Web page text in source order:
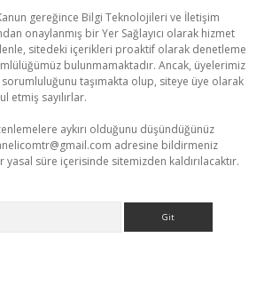
gereğince Bilgi Teknolojileri ve İletişim
onaylanmış bir Yer Sağlayıcı olarak hizmet
sitedeki içerikleri proaktif olarak denetleme
bulunmamaktadır. Ancak, üyelerimiz
sorumluluğunu taşımakta olup, siteye üye olarak
etmiş sayılırlar.
aykırı olduğunu düşündüğünüz
adresine bildirmeniz
süre içerisinde sitemizden kaldırılacaktır.